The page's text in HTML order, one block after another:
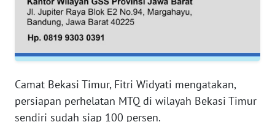
Camat Bekasi Timur, Fitri Widyati mengatakan,
persiapan perhelatan MTQ di wilayah Bekasi Timur
sendiri sudah siap 100 persen.
PAPUA
WN
PAPUA
BARAT
WN